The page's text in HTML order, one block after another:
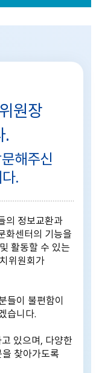
원장
.
해주신
.
의 정보교환과
화센터의 기능을
활동할 수 있는
위원회가
들이 불편함이
습니다.
있으며, 다양한
찾아가도록